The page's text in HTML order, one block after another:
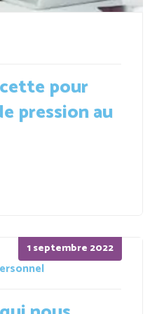
pour
pression au
Posted
on
1 septembre 2022